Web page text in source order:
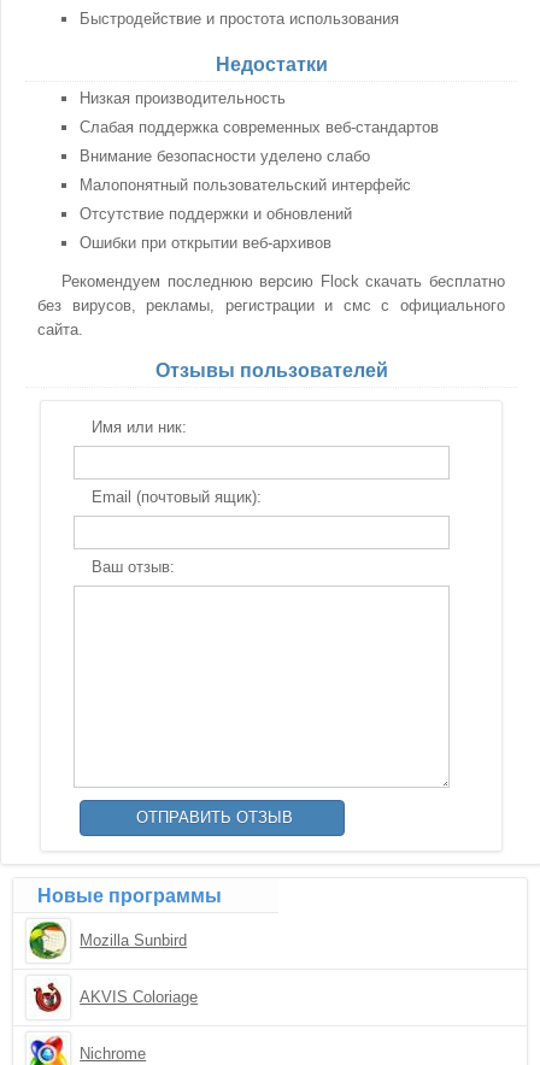
Быстродействие и простота использования
Недостатки
Низкая производительность
Слабая поддержка современных веб-стандартов
Внимание безопасности уделено слабо
Малопонятный пользовательский интерфейс
Отсутствие поддержки и обновлений
Ошибки при открытии веб-архивов
Рекомендуем последнюю версию Flock скачать бесплатно
без вирусов, рекламы, регистрации и смс с официального
сайта.
Отзывы пользователей
Имя или ник:
Email (почтовый ящик):
Ваш отзыв:
Новые программы
Mozilla Sunbird
AKVIS Coloriage
Nichrome